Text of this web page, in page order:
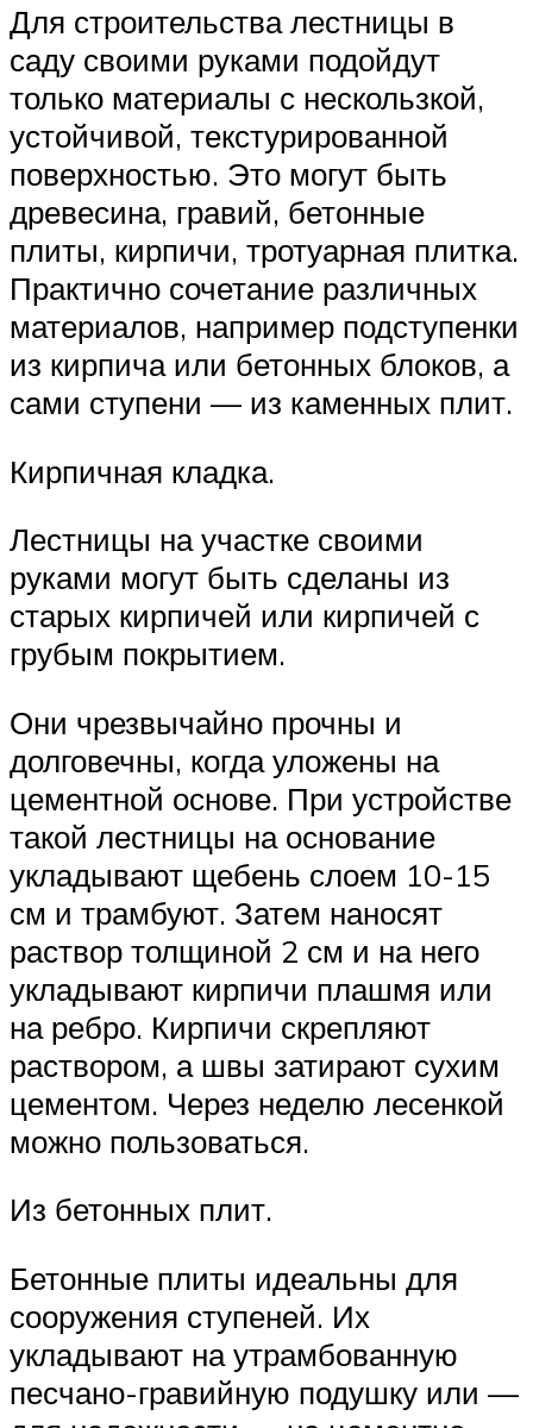
Для строительства лестницы в
саду своими руками подойдут
только материалы с нескользкой,
устойчивой, текстурированной
поверхностью. Это могут быть
древесина, гравий, бетонные
плиты, кирпичи, тротуарная плитка.
Практично сочетание различных
материалов, например подступенки
из кирпича или бетонных блоков, а
сами ступени — из каменных плит.
Кирпичная кладка.
Лестницы на участке своими
руками могут быть сделаны из
старых кирпичей или кирпичей с
грубым покрытием.
Они чрезвычайно прочны и
долговечны, когда уложены на
цементной основе. При устройстве
такой лестницы на основание
укладывают щебень слоем 10-15
см и трамбуют. Затем наносят
раствор толщиной 2 см и на него
укладывают кирпичи плашмя или
на ребро. Кирпичи скрепляют
раствором, а швы затирают сухим
цементом. Через неделю лесенкой
можно пользоваться.
Из бетонных плит.
Бетонные плиты идеальны для
сооружения ступеней. Их
укладывают на утрамбованную
песчано-гравийную подушку или —